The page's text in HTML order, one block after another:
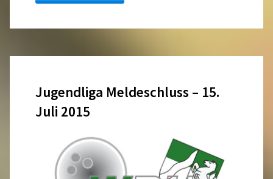
Jugendliga Meldeschluss – 15.
Juli 2015